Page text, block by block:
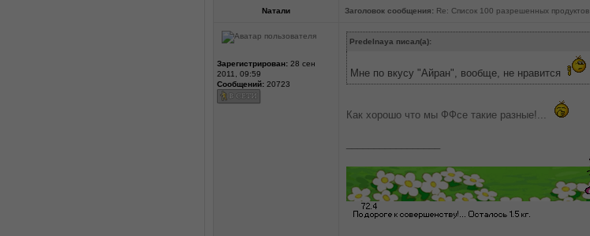
Nатали Заголовок сообщения: Re: Список 100 разрешенных продуктов
Зарегистрирован:28 сен
2011, 09:59
Сообщений:20723
Predelnaya писал(а):
Мне по вкусу "Айран", вообще, не нравится
Как хорошо что мы ФФсе такие разные!...